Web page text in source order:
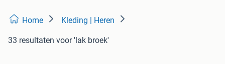
Home Kleding | Heren
33 resultaten voor 'lak broek'